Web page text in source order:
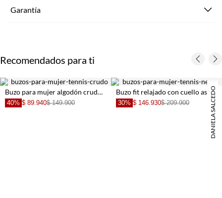
Garantía
Recomendados para ti
Buzo para mujer algodón crudo corte relajado con hombro caído
40% $ 89.940$ 149.900 DANIELA SALCEDO
Buzo fit relajado con cuello asimétrico en negro para mujer
30% $ 146.930$ 209.900